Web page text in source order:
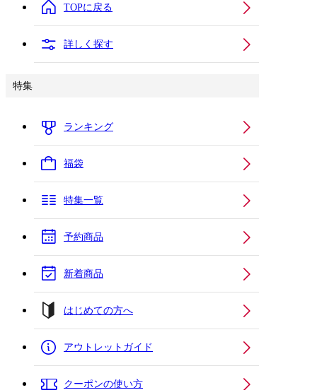
TOPに戻る
詳しく探す
特集
ランキング
福袋
特集一覧
予約商品
新着商品
はじめての方へ
アウトレットガイド
クーポンの使い方